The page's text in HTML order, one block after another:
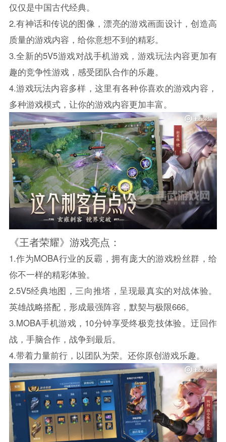
仅仅是中国古代经典。
2.有神话和传说的图像，漂亮的游戏画面设计，创造高
质量的游戏内容，给你意想不到的精彩。
3.全新的5V5游戏对战手机游戏，游戏玩法内容更加有
趣的竞争性游戏，感受团队合作的乐趣。
4.游戏玩法内容多样，这里有各种你喜欢的游戏内容，
多种游戏模式，让你的游戏内容更加丰富。
《王者荣耀》游戏亮点：
1.作为MOBA行业的反霸，拥有庞大的游戏粉丝群，给
你不一样的精彩体验。
2.5V5经典地图，三向推塔，呈现最真实的对战体验。
英雄战略搭配，形成最强阵容，默契与极限666。
3.MOBA手机游戏，10分钟享受终极竞技体验。迂回作
战，手脑合作，战争到最后。
4.带着力量前行，以团队为荣。还你原创游戏乐趣。